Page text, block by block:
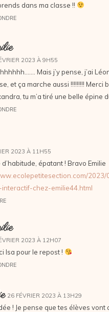
dans ma classe !!
2023 À 9H55
Mais j’y pense, j’ai
et ça marche aussi !!!!!!!!! Merci
tu m’a tiré une belle épine
2023 À 11H55
d’habitude, épatant ! Bravo Emilie
2023/
chez-emilie44.html
2023 À 12H07
Isa pour le repost !
26 FÉVRIER 2023 À 13H29
! Je pense que tes élèves vont